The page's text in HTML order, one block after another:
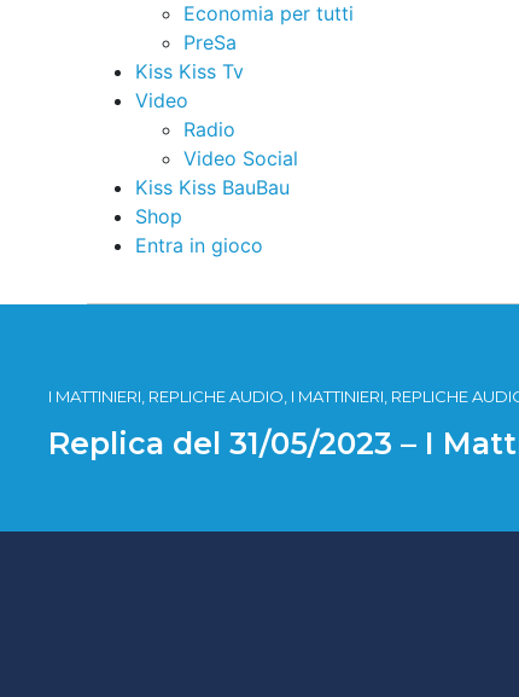
Economia per tutti
PreSa
Kiss Kiss Tv
Video
Radio
Video Social
Kiss Kiss BauBau
Shop
Entra in gioco
I MATTINIERI, REPLICHE AUDIO, I MATTINIERI, REPLICHE
Replica del 31/05/2023 – I